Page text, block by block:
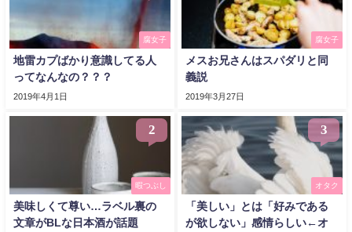
腐女子
地雷カプばかり意識してる人
ってなんなの？？？
2019年4月1日
腐女子
メスお兄さんはスパダリと同
義説
2019年3月27日
2
暇つぶし
美味しくて尊い…ラベル裏の
文章がBLな日本酒が話題
3
オタク
「美しい」とは「好みである
が欲しない」感情らしい←オ